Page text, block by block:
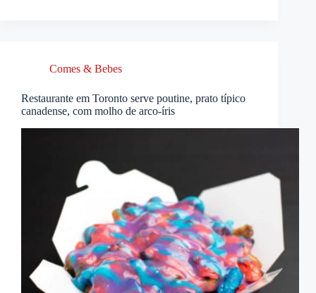
Comes & Bebes
Restaurante em Toronto serve poutine, prato típico
canadense, com molho de arco-íris